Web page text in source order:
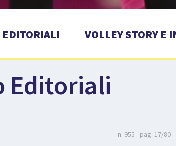
EDITORIALI VOLLEY STORY E
Editoriali
n. 955 - pag. 17/80